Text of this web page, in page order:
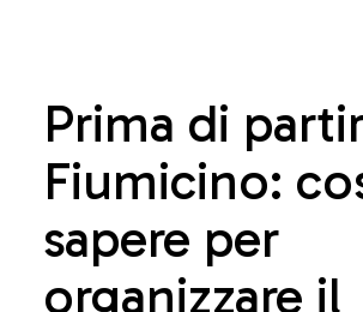
Prima di
Fiumicino:
sapere per
organizzare il